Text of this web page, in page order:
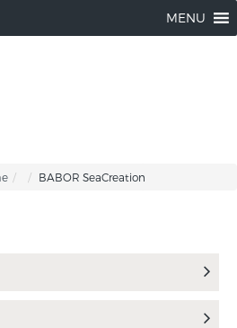
MENU
BABOR SeaCreation